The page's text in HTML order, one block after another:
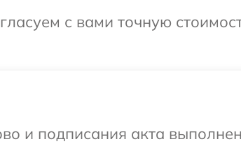
с вами точную
и подписания акта